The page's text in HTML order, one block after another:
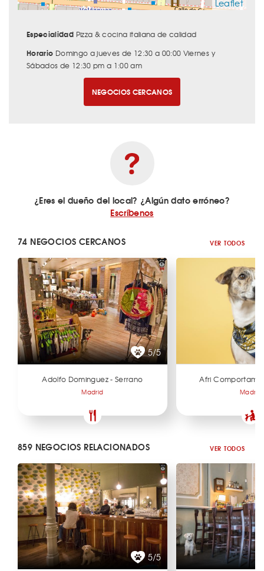
Leaflet
Especialidad Pizza & cocina italiana de calidad
Horario Domingo a jueves de 12:30 a 00:00 Viernes y
Sábados de 12:30 pm a 1:00 am
NEGOCIOS CERCANOS
¿Eres el dueño del local? ¿Algún dato erróneo?
Escríbenos
74 NEGOCIOS CERCANOS VER TODOS
5/5
Adolfo Dominguez - Serrano
Madrid
Afri
Madrid
859 NEGOCIOS RELACIONADOS VER TODOS
5/5